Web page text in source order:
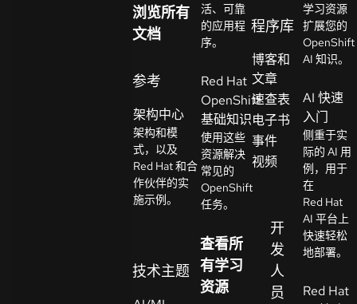
语
言
浏览所有
文档
参考
架构中心
架构和模
式，以及
Red Hat 和合
作伙伴的实
施示例。
技术主题
活、可靠
的应用程
序。
Red Hat
OpenShift
基础知识
使用这些
资源解决
常见的
OpenShift
任务。
查看所
有学习
资源
程序库
博客和
文章
速查表
电子书
事件
视频
开
发
人
员
学习资源
扩展您的
OpenShift
AI 知识。
AI 快速
入门
侧重于实
际的 AI 用
例，用于
在
Red Hat
AI 平台上
快速轻松
地部署。
Red Hat